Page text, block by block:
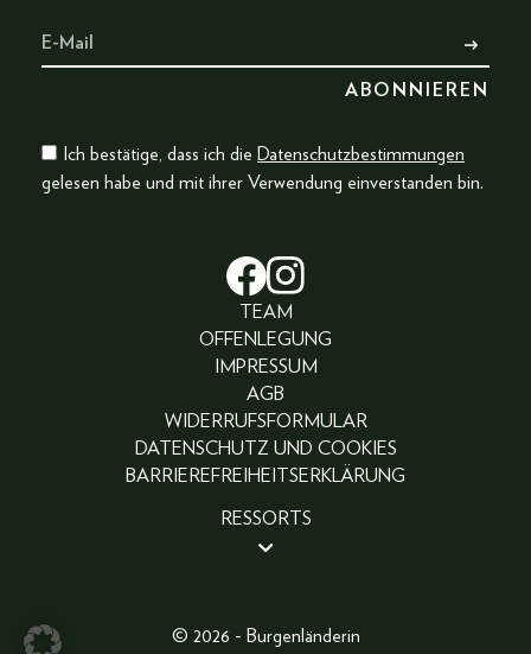
Ich bestätige, dass ich die Datenschutzbestimmungen
gelesen habe und mit ihrer Verwendung einverstanden bin.
TEAM
OFFENLEGUNG
IMPRESSUM
AGB
WIDERRUFSFORMULAR
DATENSCHUTZ UND COOKIES
BARRIEREFREIHEITSERKLÄRUNG
RESSORTS
FASHION
© 2026 - Burgenländerin